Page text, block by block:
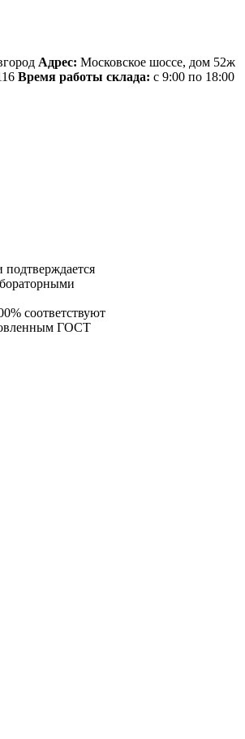
Адрес: Московское шоссе, дом 52ж
Время работы склада: с 9:00 по 18:00
подтверждается
соответствуют
ГОСТ